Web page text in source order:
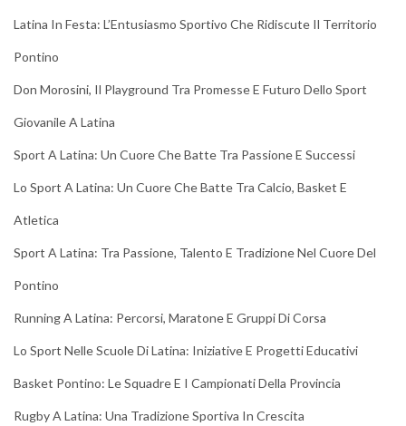
Latina In Festa: L’Entusiasmo Sportivo Che Ridiscute Il Territorio
Pontino
Don Morosini, Il Playground Tra Promesse E Futuro Dello Sport
Giovanile A Latina
Sport A Latina: Un Cuore Che Batte Tra Passione E Successi
Lo Sport A Latina: Un Cuore Che Batte Tra Calcio, Basket E
Atletica
Sport A Latina: Tra Passione, Talento E Tradizione Nel Cuore Del
Pontino
Running A Latina: Percorsi, Maratone E Gruppi Di Corsa
Lo Sport Nelle Scuole Di Latina: Iniziative E Progetti Educativi
Basket Pontino: Le Squadre E I Campionati Della Provincia
Rugby A Latina: Una Tradizione Sportiva In Crescita